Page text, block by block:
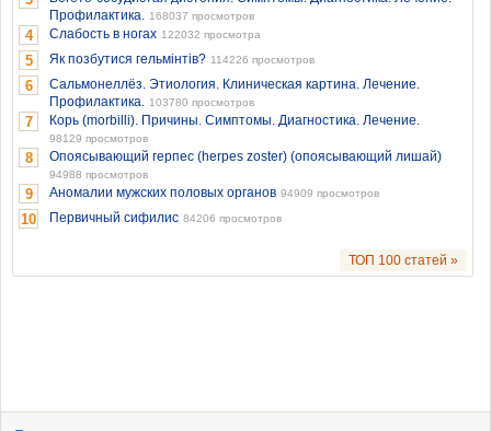
Профилактика. 168037 просмотров
4 Слабость в ногах 122032 просмотра
5 Як позбутися гельмінтів? 114226 просмотров
6
Сальмонеллёз. Этиология. Клиническая картина. Лечение.
Профилактика. 103780 просмотров
7 Корь (morbilli). Причины. Симптомы. Диагностика. Лечение.
98129 просмотров
8 Опоясывающий герпес (herpes zoster) (опоясывающий лишай)
94988 просмотров
9 Аномалии мужских половых органов 94909 просмотров
10 Первичный сифилис 84206 просмотров
ТОП 100 статей »